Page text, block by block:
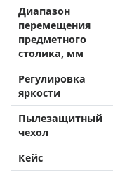
Диапазон
перемещения
предметного
столика, мм
Регулировка
яркости
Пылезащитный
чехол
Кейс